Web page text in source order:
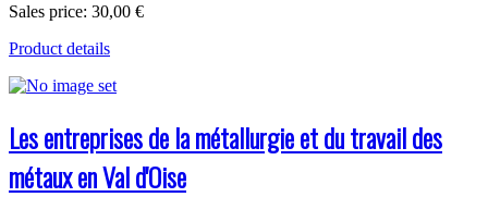
Sales price: 30,00 €
Product details
Les entreprises de la métallurgie et du travail des
métaux en Val d'Oise